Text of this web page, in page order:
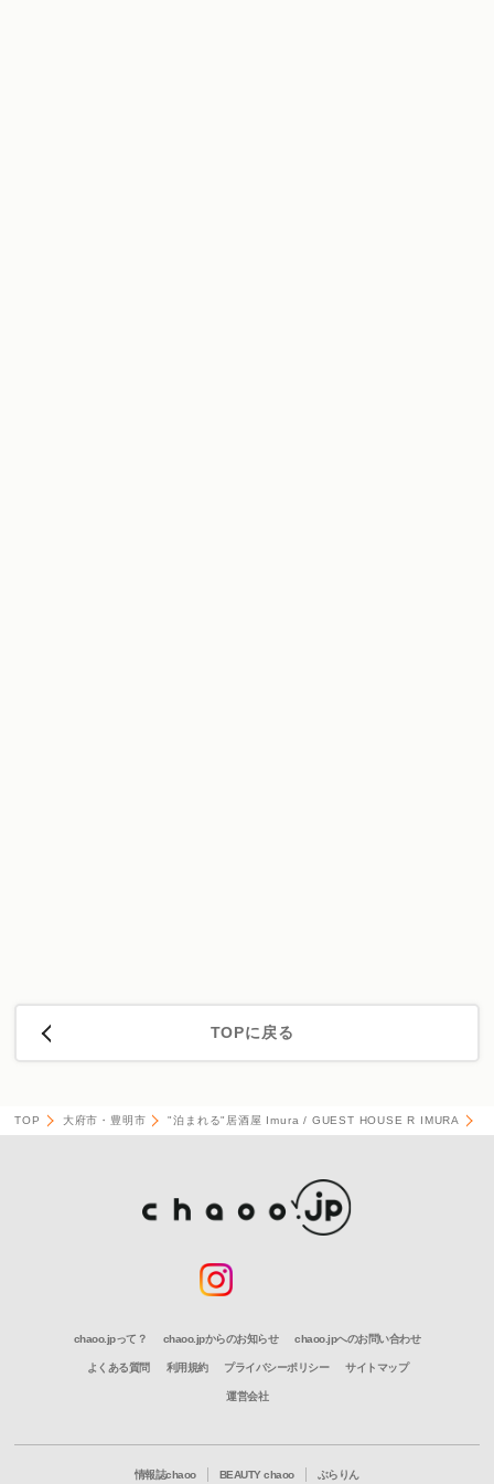
TOPに戻る
TOP 大府市・豊明市 "泊まれる"居酒屋 Imura / GUEST HOUSE R IMURA
chaoo.jpって？ chaoo.jpからのお知らせ chaoo.jpへのお問い合わせ
よくある質問 利用規約 プライバシーポリシー サイトマップ
運営会社
情報誌chaoo BEAUTY chaoo ぶらりん